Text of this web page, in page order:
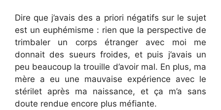
Dire que j’avais des a priori négatifs sur le sujet
est un euphémisme : rien que la perspective de
trimbaler un corps étranger avec moi me
donnait des sueurs froides, et puis j’avais un
peu beaucoup la trouille d’avoir mal. En plus, ma
mère a eu une mauvaise expérience avec le
stérilet après ma naissance, et ça m’a sans
doute rendue encore plus méfiante.